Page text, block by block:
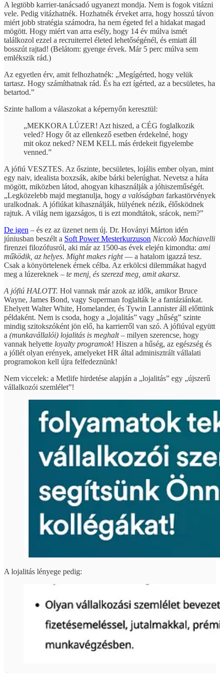
A legtöbb karrier-tanácsadó ugyanezt mondja. Nem is fogok vitázni
vele. Pedig vitázhatnék. Hozhatnék érveket arra, hogy hosszú távon
miért jobb stratégia számodra, ha nem égeted fel a hidakat magad
mögött. Hogy miért van arra esély, hogy 14 év múlva ismét
találkozol ezzel a recruiterrel életed lehetőségénél, és emiatt áll
bosszút rajtad! (Belátom: gyenge érvek. Már 5 perc múlva sem
emlékszik rád.)
Az egyetlen érv, amit felhozhatnék: „Megígérted, hogy velük
tartasz. Hogy számíthatnak rád. És ha ezt ígérted, az a becsületes, ha
betartod.”
Szinte hallom a válaszokat a képernyőn keresztül:
„MEKKORA LÚZER! Azt hiszed, a CÉG foglalkozik
veled? Hogy őt az ellenkező esetben érdekelné, hogy
mit okoz neked? NEM KELL más érdekeit figyelembe
venned.”
A jófiú VESZTES. Az őszinte, becsületes, lojális ember olyan, mint
egy naiv, idealista boxzsák, akibe bárki belerúghat. Nevetsz a háta
mögött, miközben látod, ahogyan kihasználják a jóhiszeműségét.
„Legközelebb majd megtanulja, hogy a valóságban farkastörvények
uralkodnak. A jófiúkat kihasználják, hülyének nézik, élősködnek
rajtuk. A világ nem igazságos, ti is ezt mondtátok, srácok, nem?”
De igen – és ez az üzenet nem új. Dr. Hoványi Márton idén
júniusban beszélt a Soft Power Mesterkurzuson Niccolò Machiavelli
firenzei filozófusról, aki már az 1500-as évek elején kimondta: ami
működik, az helyes. Might makes right— a hatalom igazzá tesz.
Csak a könyörtelenek érnek célba. Az erkölcsi dilemmákat hagyd
meg a lúzereknek – te menj, és szerezd meg, amit akarsz.
A jófiú HALOTT. Hol vannak már azok az idők, amikor Bruce
Wayne, James Bond, vagy Superman foglalták le a fantáziánkat.
Ehelyett Walter White, Homelander, és Tywin Lannister áll előttünk
példaként. Nem is csoda, hogy a „lojalitás” vagy „hűség” szinte
mindig szitokszóként jön elő, ha karrierről van szó. A jófiúval együtt
a (munkavállalói) lojalitás is meghalt– milyen szerencse, hogy
vannak helyette loyalty programok! Hiszen a hűség, az egészség és
a jóllét olyan erények, amelyeket HR által adminisztrált vállalati
programokon kell újra felfedeznünk!
Nem viccelek: a Metlife hirdetése alapján a „lojalitás” egy „újszerű
vállalkozói szemlélet”!
A lojalitás lényege pedig: